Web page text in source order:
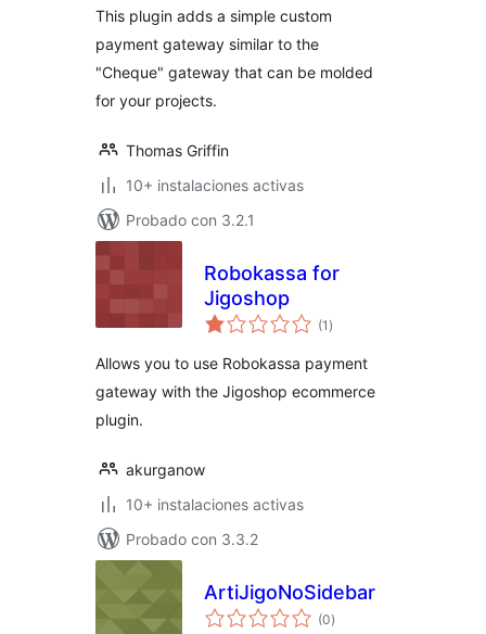
This plugin adds a simple custom
payment gateway similar to the
"Cheque" gateway that can be molded
for your projects.
Thomas Griffin
10+ instalaciones activas
Probado con 3.2.1
Robokassa for
Jigoshop
(1 total
de
)
Allows you to use Robokassa payment
gateway with the Jigoshop ecommerce
plugin.
akurganow
10+ instalaciones activas
Probado con 3.3.2
ArtiJigoNoSidebar
(0total
de
)